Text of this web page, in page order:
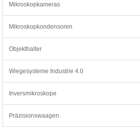
Mikroskopkameras
Mikroskopkondensoren
Objekthalter
Wiegesysteme Industrie 4.0
Inversmikroskope
Präzisionswaagen